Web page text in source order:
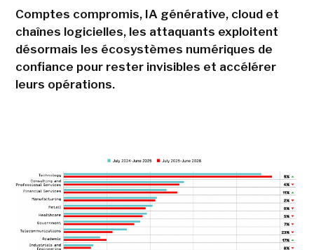
Comptes compromis, IA générative, cloud et
chaînes logicielles, les attaquants exploitent
désormais les écosystèmes numériques de
confiance pour rester invisibles et accélérer
leurs opérations.